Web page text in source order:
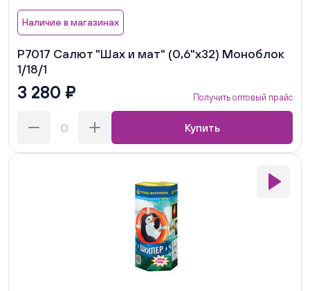
Наличие в магазинах
Р7017 Салют "Шах и мат" (0,6"х32) Моноблок
1/18/1
3 280 ₽ Получить оптовый прайс
Купить